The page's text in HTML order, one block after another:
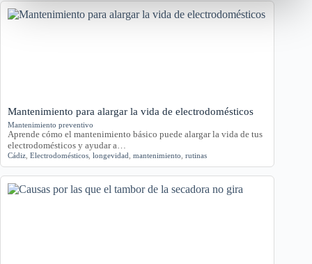
Mantenimiento para alargar la vida de electrodomésticos
Mantenimiento preventivo
Aprende cómo el mantenimiento básico puede alargar la vida de tus
electrodomésticos y ayudar a…
Cádiz Electrodomésticos longevidad mantenimiento rutinas